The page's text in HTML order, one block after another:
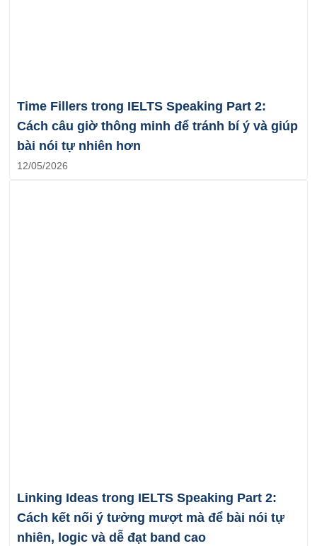
Time Fillers trong IELTS Speaking Part 2:
Cách câu giờ thông minh để tránh bí ý và giúp
bài nói tự nhiên hơn
12/05/2026
Linking Ideas trong IELTS Speaking Part 2:
Cách kết nối ý tưởng mượt mà để bài nói tự
nhiên, logic và dễ đạt band cao